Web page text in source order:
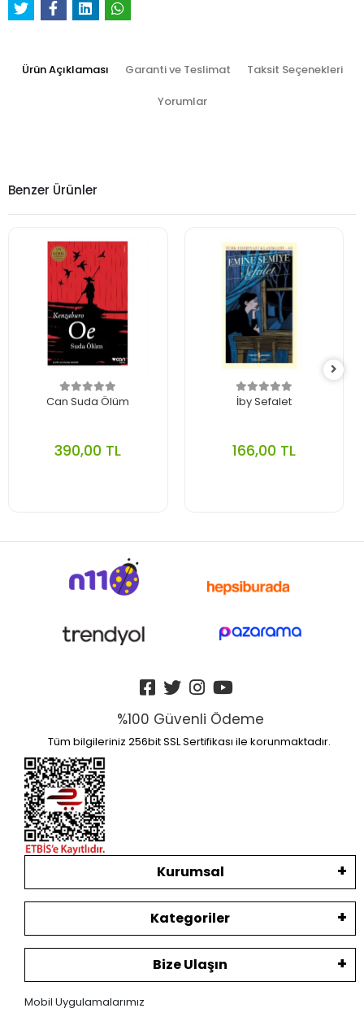
Ürün Açıklaması Garanti ve Teslimat Taksit Seçenekleri
Yorumlar
Benzer Ürünler
Can Suda Ölüm
390,00 TL
İby Sefalet
166,00 TL
%100 Güvenli Ödeme
Tüm bilgileriniz 256bit SSL Sertifikası ile korunmaktadır.
Kurumsal
Kategoriler
Bize Ulaşın
Mobil Uygulamalarımız